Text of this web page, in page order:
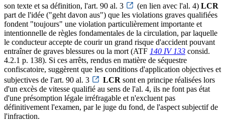
son texte et sa définition, l'art. 90 al. 3
(en lien avec l'al. 4) LCR
part de l'idée ("geht davon aus") que les violations graves qualifiées
fondent "toujours" une violation particulièrement importante et
intentionnelle de règles fondamentales de la circulation, par laquelle
le conducteur accepte de courir un grand risque d'accident pouvant
entraîner de graves blessures ou la mort (ATF 140 IV 133 consid.
4.2.1 p. 138). Si ces arrêts, rendus en matière de séquestre
confiscatoire, suggèrent que les conditions d'application objectives et
subjectives de l'art. 90 al. 3
LCR sont en principe réalisées lors
d'un excès de vitesse qualifié au sens de l'al. 4, ils ne font pas état
d'une présomption légale irréfragable et n'excluent pas
définitivement l'examen, par le juge du fond, de l'aspect subjectif de
l'infraction.